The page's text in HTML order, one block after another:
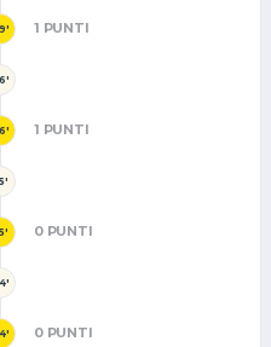
1 PUNTI
1 PUNTI
0 PUNTI
0 PUNTI